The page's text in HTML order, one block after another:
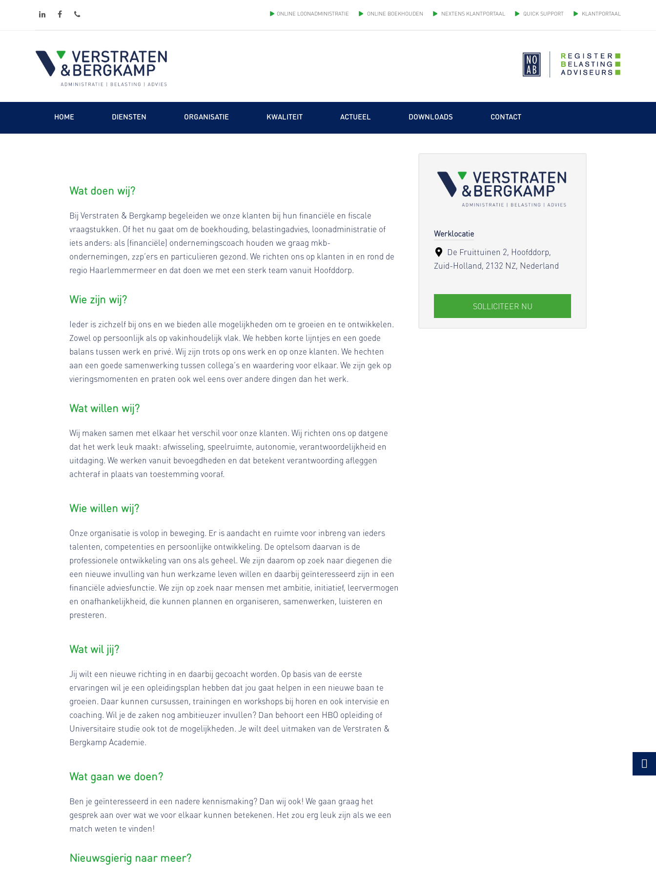
linkedinfacebookphone ONLINE LOONADMINISTRATIE ONLINE BOEKHOUDEN NEXTENS KLANTPORTAAL QUICK SUPPORT KLANTPORTAAL
HOME DIENSTEN ORGANISATIE KWALITEIT ACTUEEL DOWNLOADS CONTACT
Wat doen wij?
Bij Verstraten & Bergkamp begeleiden we onze klanten bij hun financiële en fiscale
vraagstukken. Of het nu gaat om de boekhouding, belastingadvies, loonadministratie of
iets anders: als (financiële) ondernemingscoach houden we graag mkb-
ondernemingen, zzp’ers en particulieren gezond. We richten ons op klanten in en rond de
regio Haarlemmermeer en dat doen we met een sterk team vanuit Hoofddorp.
Wie zijn wij?
Ieder is zichzelf bij ons en we bieden alle mogelijkheden om te groeien en te ontwikkelen.
Zowel op persoonlijk als op vakinhoudelijk vlak. We hebben korte lijntjes en een goede
balans tussen werk en privé. Wij zijn trots op ons werk en op onze klanten. We hechten
aan een goede samenwerking tussen collega’s en waardering voor elkaar. We zijn gek op
vieringsmomenten en praten ook wel eens over andere dingen dan het werk.
Wat willen wij?
Wij maken samen met elkaar het verschil voor onze klanten. Wij richten ons op datgene
dat het werk leuk maakt: afwisseling, speelruimte, autonomie, verantwoordelijkheid en
uitdaging. We werken vanuit bevoegdheden en dat betekent verantwoording afleggen
achteraf in plaats van toestemming vooraf.
Wie willen wij?
Onze organisatie is volop in beweging. Er is aandacht en ruimte voor inbreng van ieders
talenten, competenties en persoonlijke ontwikkeling. De optelsom daarvan is de
professionele ontwikkeling van ons als geheel. We zijn daarom op zoek naar diegenen die
een nieuwe invulling van hun werkzame leven willen en daarbij geïnteresseerd zijn in een
financiële adviesfunctie. We zijn op zoek naar mensen met ambitie, initiatief, leervermogen
en onafhankelijkheid, die kunnen plannen en organiseren, samenwerken, luisteren en
presteren.
Wat wil jij?
Jij wilt een nieuwe richting in en daarbij gecoacht worden. Op basis van de eerste
ervaringen wil je een opleidingsplan hebben dat jou gaat helpen in een nieuwe baan te
groeien. Daar kunnen cursussen, trainingen en workshops bij horen en ook intervisie en
coaching. Wil je de zaken nog ambitieuzer invullen? Dan behoort een HBO opleiding of
Universitaire studie ook tot de mogelijkheden. Je wilt deel uitmaken van de Verstraten &
Bergkamp Academie.
Wat gaan we doen?
Ben je geïnteresseerd in een nadere kennismaking? Dan wij ook! We gaan graag het
gesprek aan over wat we voor elkaar kunnen betekenen. Het zou erg leuk zijn als we een
match weten te vinden!
Nieuwsgierig naar meer?
Werklocatie
De Fruittuinen 2, Hoofddorp,
Zuid-Holland, 2132 NZ, Nederland
SOLLICITEER NU